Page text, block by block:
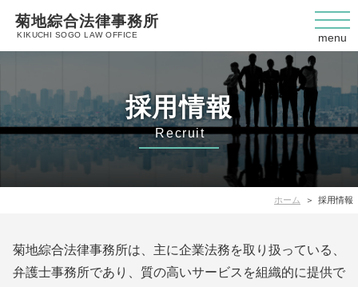
菊地綜合法律事務所
KIKUCHI SOGO LAW OFFICE menu
採用情報
Recruit
ホーム 採用情報
菊地綜合法律事務所は、主に企業法務を取り扱っている、
弁護士事務所であり、質の高いサービスを組織的に提供で